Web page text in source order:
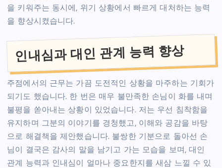
을 키워주는 동시에, 위기 상황에서 빠르게 대처하는 능력
을 향상시켰습니다.
인내심과 대인 관계 능력 향상
주점에서의 근무는 가끔 도전적인 상황을 마주하는 기회가
되기도 했습니다. 한 번은 매우 불만족한 손님이 화를 내며
불평을 쏟아내는 상황이 있었습니다. 저는 우선 침착함을
유지하며 그분의 이야기를 경청했고, 이해와 공감을 바탕
으로 해결책을 제안했습니다. 불쌍한 기분으로 돌아선 손
님이 결국은 감사의 말을 남기고 가는 모습을 보며, 대인
관계 능력과 인내심이 얼마나 중요한지를 새삼 느낄 수 있